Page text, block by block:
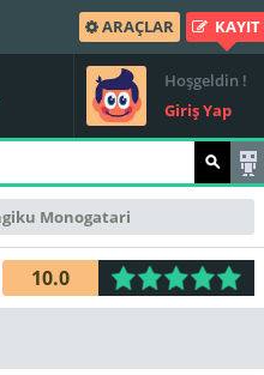
ARAÇLAR KAYIT
Hoşgeldin !
Giriş Yap
Monogatari
10.0